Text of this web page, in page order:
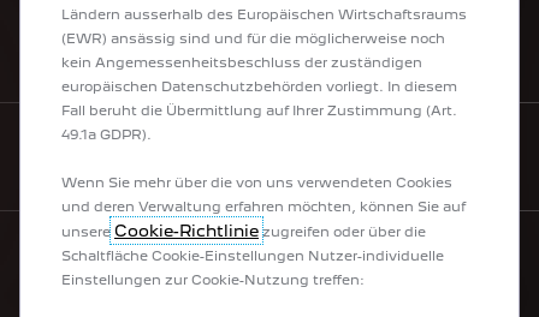
KONTAKT
UNSERE FAHRZEUGE
Ländern ausserhalb des Europäischen Wirtschaftsraums
(EWR) ansässig sind und für die möglicherweise noch
kein Angemessenheitsbeschluss der zuständigen
europäischen Datenschutzbehörden vorliegt. In diesem
Fall beruht die Übermittlung auf Ihrer Zustimmung (Art.
49.1a GDPR).
Wenn Sie mehr über die von uns verwendeten Cookies
und deren Verwaltung erfahren möchten, können Sie auf
unsere Cookie-Richtlinie zugreifen oder über die
Schaltfläche Cookie-Einstellungen Nutzer-individuelle
Einstellungen zur Cookie-Nutzung treffen: